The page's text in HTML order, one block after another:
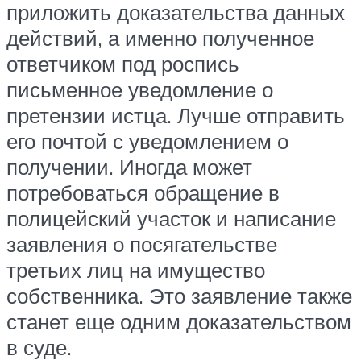
приложить доказательства данных
действий, а именно полученное
ответчиком под роспись
письменное уведомление о
претензии истца. Лучше отправить
его почтой с уведомлением о
получении. Иногда может
потребоваться обращение в
полицейский участок и написание
заявления о посягательстве
третьих лиц на имущество
собственника. Это заявление также
станет еще одним доказательством
в суде.